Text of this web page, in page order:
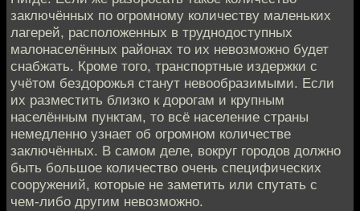
заключённых по огромному количеству маленьких
лагерей, расположенных в труднодоступных
малонаселённых районах то их невозможно будет
снабжать. Кроме того, транспортные издержки с
учётом бездорожья станут невообразимыми. Если
их разместить близко к дорогам и крупным
населённым пунктам, то всё население страны
немедленно узнает об огромном количестве
заключённых. В самом деле, вокруг городов должно
быть большое количество очень специфических
сооружений, которые не заметить или спутать с
чем-либо другим невозможно.